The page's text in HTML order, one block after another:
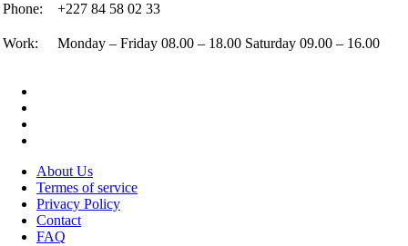
Phone:
+227 84 58 02 33
Work: Monday – Friday 08.00 – 18.00 Saturday 09.00 – 16.00
About Us
Termes of service
Privacy Policy
Contact
FAQ